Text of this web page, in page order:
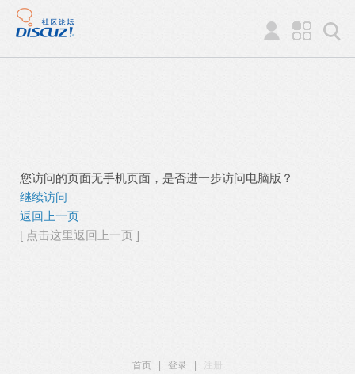
您访问的页面无手机页面，是否进一步访问电脑版？
继续访问
返回上一页
[ 点击这里返回上一页 ]
首页 登录
注册